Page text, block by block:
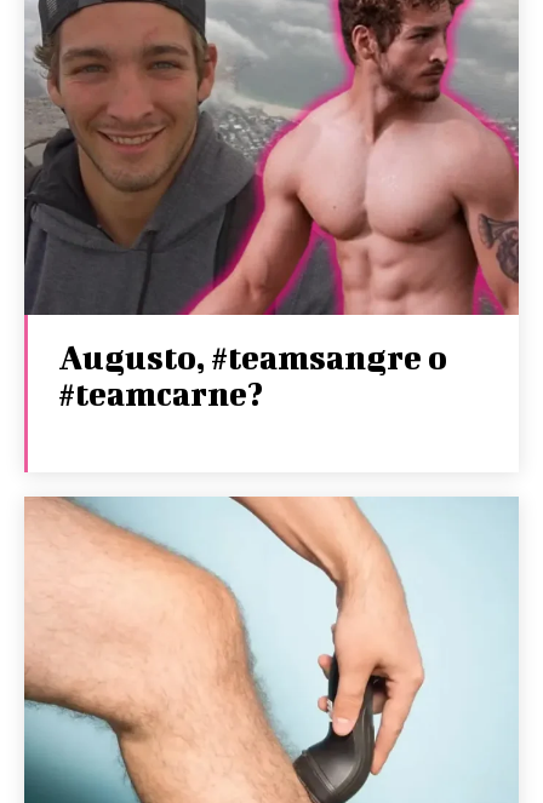
Augusto, #teamsangre o
#teamcarne?